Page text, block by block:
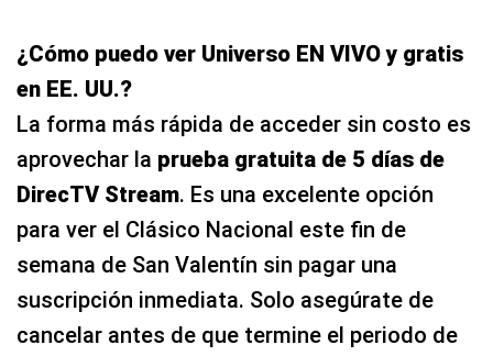
¿Cómo puedo ver Universo EN VIVO y gratis
en EE. UU.?
La forma más rápida de acceder sin costo es
aprovechar la prueba gratuita de 5 días de
DirecTV Stream. Es una excelente opción
para ver el Clásico Nacional este fin de
semana de San Valentín sin pagar una
suscripción inmediata. Solo asegúrate de
cancelar antes de que termine el periodo de